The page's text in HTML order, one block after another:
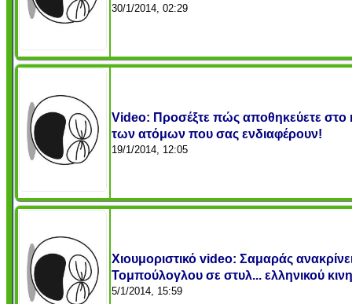
30/1/2014, 02:29
Video: Προσέξτε πώς αποθηκεύετε στο
των ατόμων που σας ενδιαφέρουν!
19/1/2014, 12:05
Χιουμοριστικό video: Σαμαράς
Τομπούλογλου σε στυλ... ελληνικού
5/1/2014, 15:59